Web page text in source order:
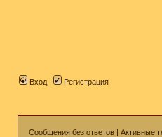
Вход Регистрация
Сообщения без ответов | Активные